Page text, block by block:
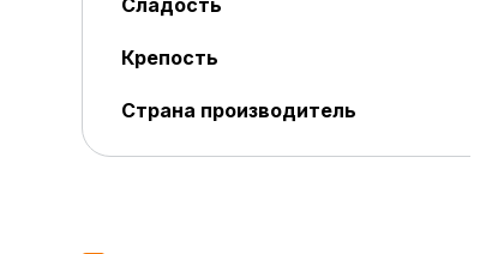
Сладость
Крепость
Страна производитель